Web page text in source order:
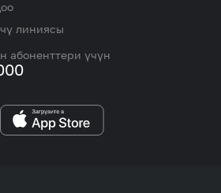
VIP кардарлар менен иштөө
байланыш
жана тейлөө борборлору
линиясы
абоненттери үчүн